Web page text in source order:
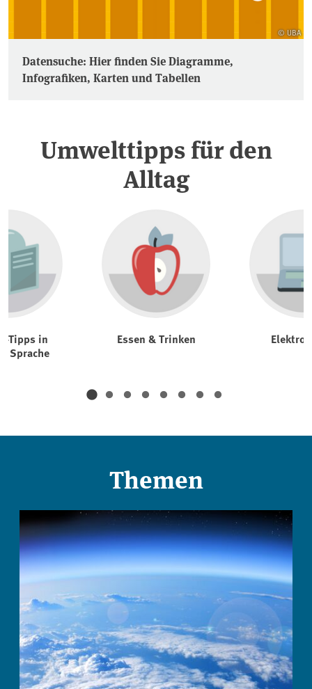
© UBA
Datensuche: Hier finden Sie Diagramme,
Infografiken, Karten und Tabellen
Umwelttipps für den
Alltag
Tipps in
Sprache
Essen & Trinken
Themen